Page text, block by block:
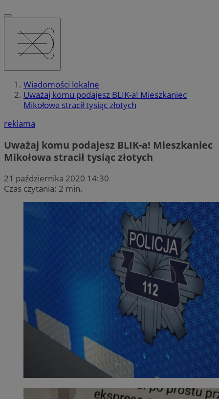
Wiadomości lokalne
Uważaj komu podajesz BLIK-a! Mieszkaniec
Mikołowa stracił tysiąc złotych
reklama
Uważaj komu podajesz BLIK-a! Mieszkaniec
Mikołowa stracił tysiąc złotych
21 października 2020 14:30
Czas czytania: 2 min.